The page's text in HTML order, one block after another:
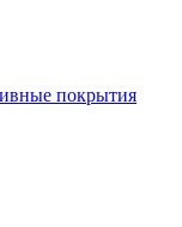
покрытия